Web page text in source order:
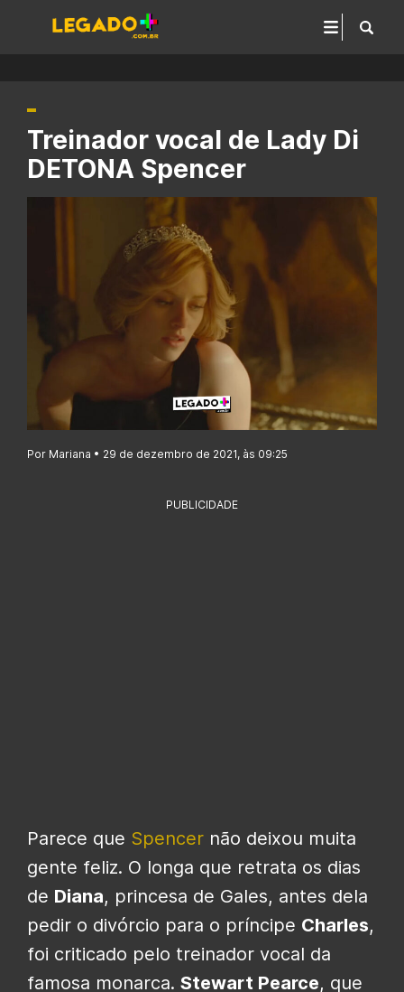
Treinador vocal de Lady Di
DETONA Spencer
Por Mariana • 29 de dezembro de 2021, às 09:25
PUBLICIDADE
Parece que Spencer não deixou muita
gente feliz. O longa que retrata os dias
de Diana, princesa de Gales, antes dela
pedir o divórcio para o príncipe Charles,
foi criticado pelo treinador vocal da
famosa monarca. Stewart Pearce, que